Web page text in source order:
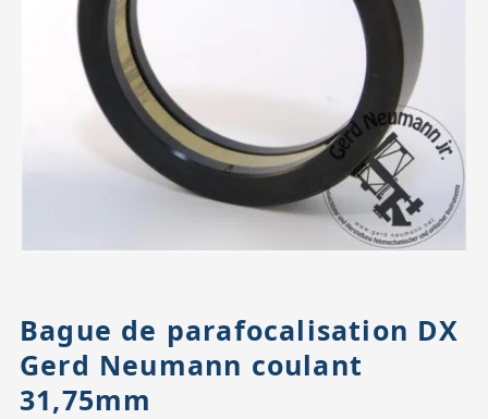
Accessoires pour montures
Têtes
Pièces détachées
Bague de parafocalisation DX
Gerd Neumann coulant
31,75mm